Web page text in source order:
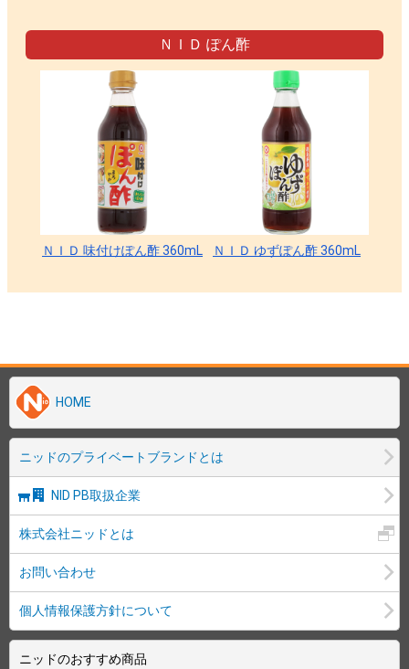
HOME
ニッドのプライベートブランドとは
NID PB取扱企業
株式会社ニッドとは
お問い合わせ
個人情報保護方針について
ニッドのおすすめ商品